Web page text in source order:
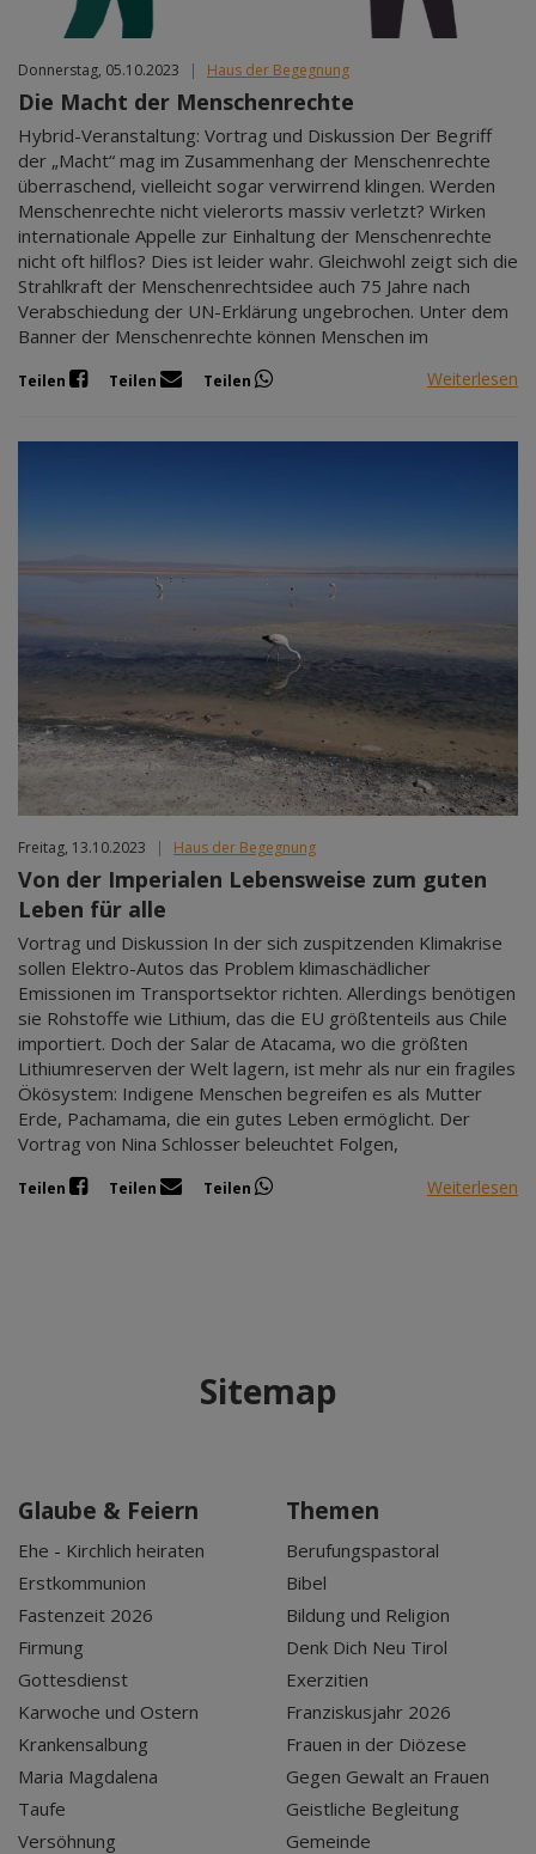
Donnerstag, 05.10.2023 | Haus der Begegnung
Die Macht der Menschenrechte
Hybrid-Veranstaltung: Vortrag und Diskussion Der Begriff
der „Macht“ mag im Zusammenhang der Menschenrechte
überraschend, vielleicht sogar verwirrend klingen. Werden
Menschenrechte nicht vielerorts massiv verletzt? Wirken
internationale Appelle zur Einhaltung der Menschenrechte
nicht oft hilflos? Dies ist leider wahr. Gleichwohl zeigt sich die
Strahlkraft der Menschenrechtsidee auch 75 Jahre nach
Verabschiedung der UN-Erklärung ungebrochen. Unter dem
Banner der Menschenrechte können Menschen im
Teilen Teilen Teilen Weiterlesen
Freitag, 13.10.2023 | Haus der Begegnung
Von der Imperialen Lebensweise zum guten
Leben für alle
Vortrag und Diskussion In der sich zuspitzenden Klimakrise
sollen Elektro-Autos das Problem klimaschädlicher
Emissionen im Transportsektor richten. Allerdings benötigen
sie Rohstoffe wie Lithium, das die EU größtenteils aus Chile
importiert. Doch der Salar de Atacama, wo die größten
Lithiumreserven der Welt lagern, ist mehr als nur ein fragiles
Ökösystem: Indigene Menschen begreifen es als Mutter
Erde, Pachamama, die ein gutes Leben ermöglicht. Der
Vortrag von Nina Schlosser beleuchtet Folgen,
Teilen Teilen Teilen Weiterlesen
Sitemap
Glaube & Feiern
Ehe - Kirchlich heiraten
Erstkommunion
Fastenzeit 2026
Firmung
Gottesdienst
Karwoche und Ostern
Krankensalbung
Maria Magdalena
Taufe
Versöhnung
Themen
Berufungspastoral
Bibel
Bildung und Religion
Denk Dich Neu Tirol
Exerzitien
Franziskusjahr 2026
Frauen in der Diözese
Gegen Gewalt an Frauen
Geistliche Begleitung
Gemeinde